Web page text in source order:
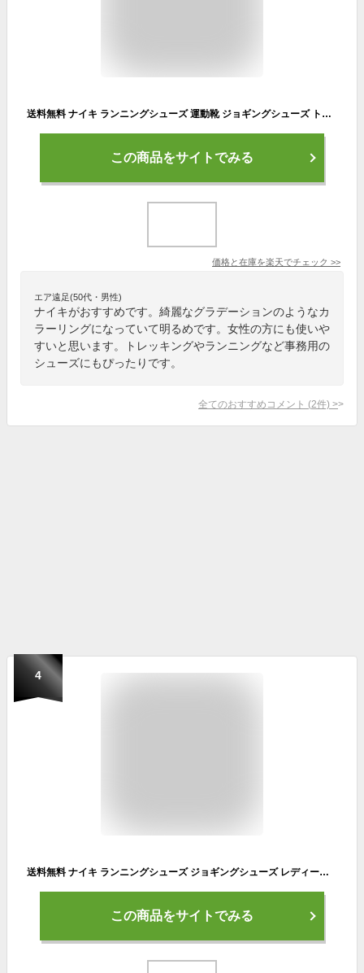
送料無料 ナイキ ランニングシューズ 運動靴 ジョギングシューズ トレラン レディース NIKE ジュニパートレイル スポーツシューズ 女性 ランシュー 靴 JUNIPER TRAIL 2 NN ジム くつ/DM0821-004
この商品をサイトでみる
価格と在庫を楽天でチェック >>
エア遠足(50代・男性)
ナイキがおすすめです。綺麗なグラデーションのようなカ
ラーリングになっていて明るめです。女性の方にも使いや
すいと思います。トレッキングやランニングなど事務用の
シューズにもぴったりです。
全てのおすすめコメント (2件) >
4
送料無料 ナイキ ランニングシューズ ジョギングシューズ レディース/NIKE リニュー セレニティ ラン PRM/ジョギング トレーニング フィットネス 女性 ピンク スニーカー ジム 運動靴 くつ/DM0820-602
この商品をサイトでみる